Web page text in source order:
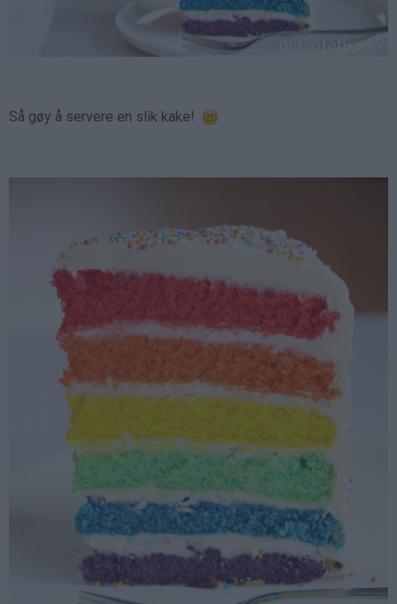
Så gøy å servere en slik kake!